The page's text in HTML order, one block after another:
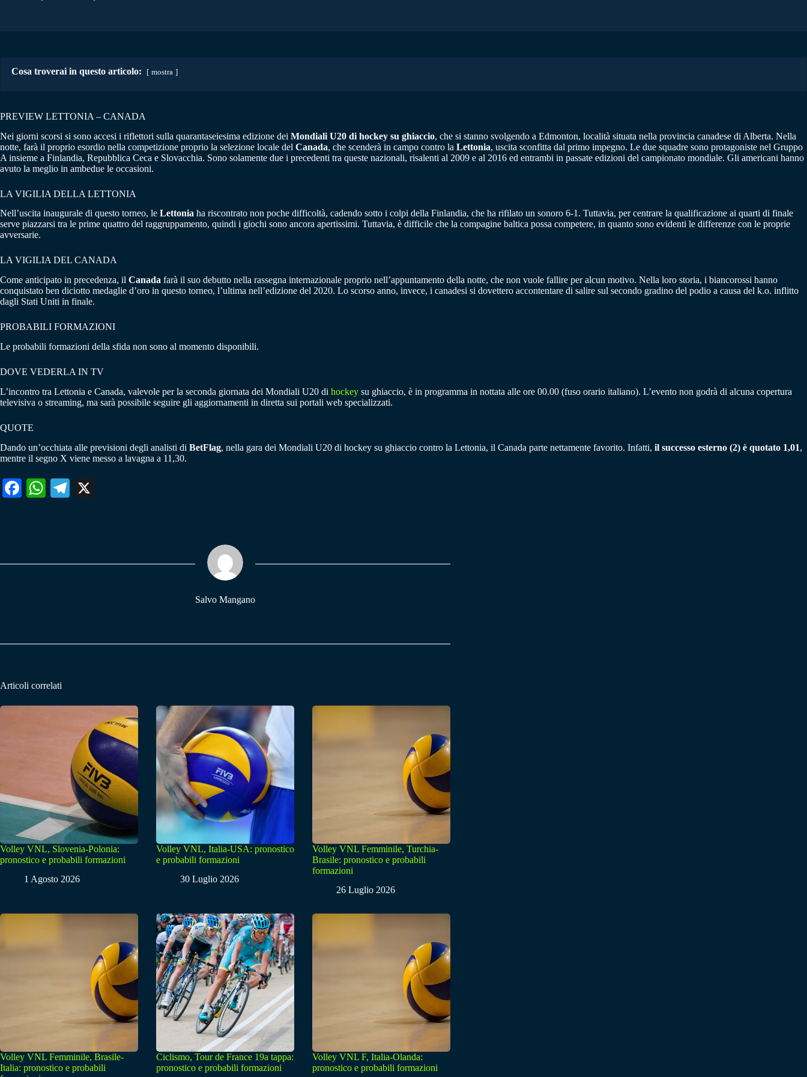
Cosa troverai in questo articolo: mostra
PREVIEW LETTONIA – CANADA
Nei giorni scorsi si sono accesi i riflettori sulla quarantaseiesima edizione dei Mondiali U20 di hockey su ghiaccio, che si stanno svolgendo a Edmonton, località situata nella provincia canadese di Alberta. Nella
notte, farà il proprio esordio nella competizione proprio la selezione locale del Canada, che scenderà in campo contro la Lettonia, uscita sconfitta dal primo impegno. Le due squadre sono protagoniste nel Gruppo
A insieme a Finlandia, Repubblica Ceca e Slovacchia. Sono solamente due i precedenti tra queste nazionali, risalenti al 2009 e al 2016 ed entrambi in passate edizioni del campionato mondiale. Gli americani hanno
avuto la meglio in ambedue le occasioni.
LA VIGILIA DELLA LETTONIA
Nell’uscita inaugurale di questo torneo, le Lettonia ha riscontrato non poche difficoltà, cadendo sotto i colpi della Finlandia, che ha rifilato un sonoro 6-1. Tuttavia, per centrare la qualificazione ai quarti di finale
serve piazzarsi tra le prime quattro del raggruppamento, quindi i giochi sono ancora apertissimi. Tuttavia, è difficile che la compagine baltica possa competere, in quanto sono evidenti le differenze con le proprie
avversarie.
LA VIGILIA DEL CANADA
Come anticipato in precedenza, il Canada farà il suo debutto nella rassegna internazionale proprio nell’appuntamento della notte, che non vuole fallire per alcun motivo. Nella loro storia, i biancorossi hanno
conquistato ben diciotto medaglie d’oro in questo torneo, l’ultima nell’edizione del 2020. Lo scorso anno, invece, i canadesi si dovettero accontentare di salire sul secondo gradino del podio a causa del k.o. inflitto
dagli Stati Uniti in finale.
PROBABILI FORMAZIONI
Le probabili formazioni della sfida non sono al momento disponibili.
DOVE VEDERLA IN TV
L’incontro tra Lettonia e Canada, valevole per la seconda giornata dei Mondiali U20 di hockey su ghiaccio, è in programma in nottata alle ore 00.00 (fuso orario italiano). L’evento non godrà di alcuna copertura
televisiva o streaming, ma sarà possibile seguire gli aggiornamenti in diretta sui portali web specializzati.
QUOTE
Dando un’occhiata alle previsioni degli analisti di BetFlag, nella gara dei Mondiali U20 di hockey su ghiaccio contro la Lettonia, il Canada parte nettamente favorito. Infatti, il successo esterno (2) è quotato 1,01,
mentre il segno X viene messo a lavagna a 11,30.
Fa W
pp
Te
m
Salvo Mangano
Articoli correlati
Volley VNL, Slovenia-Polonia:
pronostico e probabili formazioni
1 Agosto 2026
Volley VNL, Italia-USA: pronostico
e probabili formazioni
30 Luglio 2026
Volley VNL Femminile, Turchia-
Brasile: pronostico e probabili
formazioni
26 Luglio 2026
Volley VNL Femminile, Brasile-
Italia: pronostico e probabili
Ciclismo, Tour de France 19a tappa:
pronostico e probabili formazioni
Volley VNL F, Italia-Olanda:
pronostico e probabili formazioni